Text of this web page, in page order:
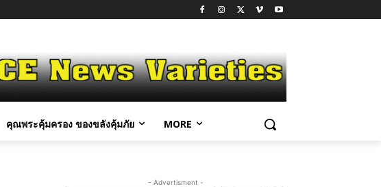
คุณพระคุ้มครอง ของขลังคุ้มภัย MORE
- Advertisment -